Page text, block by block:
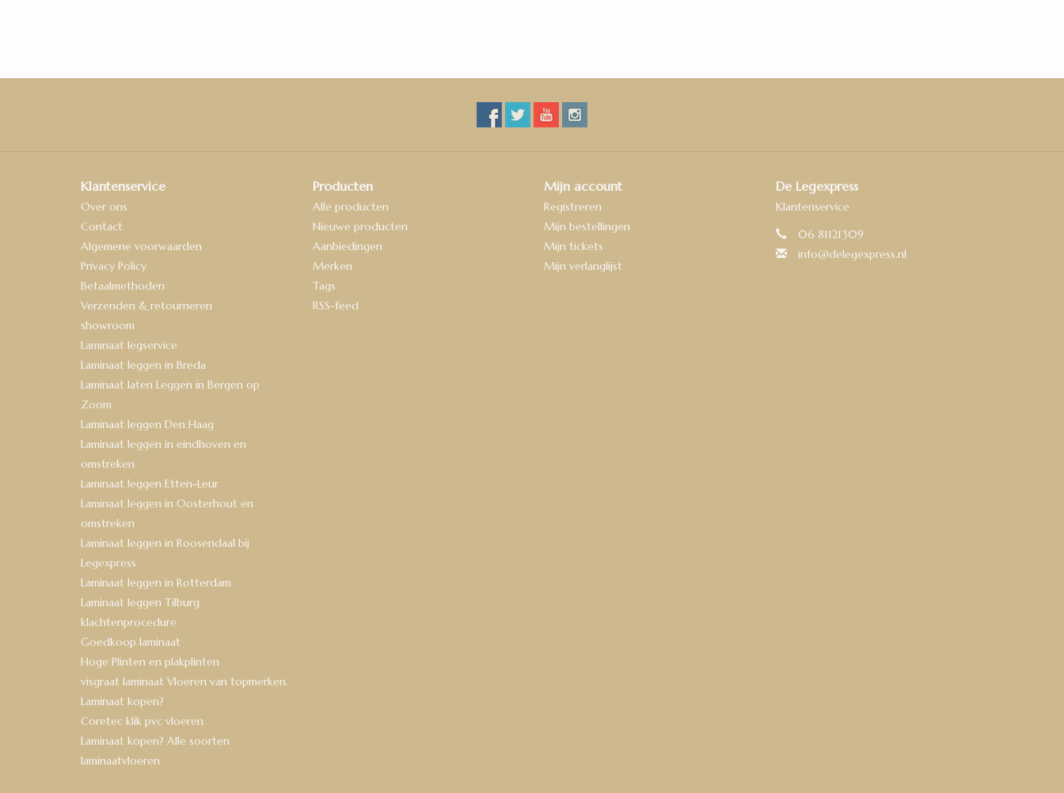
Klantenservice
Over ons
Contact
Algemene voorwaarden
Privacy Policy
Betaalmethoden
Verzenden & retourneren
showroom
Laminaat legservice
Laminaat leggen in Breda
Laminaat laten Leggen in Bergen op
Zoom
Laminaat leggen Den Haag
Laminaat leggen in eindhoven en
omstreken
Laminaat leggen Etten-Leur
Laminaat leggen in Oosterhout en
omstreken
Laminaat leggen in Roosendaal bij
Legexpress
Laminaat leggen in Rotterdam
Laminaat leggen Tilburg
klachtenprocedure
Goedkoop laminaat
Hoge Plinten en plakplinten
visgraat laminaat Vloeren van topmerken.
Laminaat kopen?
Coretec klik pvc vloeren
Laminaat kopen? Alle soorten
laminaatvloeren
Producten
Alle producten
Nieuwe producten
Aanbiedingen
Merken
Tags
RSS-feed
Mijn account
Registreren
Mijn bestellingen
Mijn tickets
Mijn verlanglijst
De Legexpress
Klantenservice
06 81121309
info@delegexpress.nl